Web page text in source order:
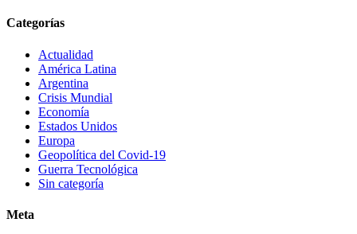
Categorías
Actualidad
América Latina
Argentina
Crisis Mundial
Economía
Estados Unidos
Europa
Geopolítica del Covid-19
Guerra Tecnológica
Sin categoría
Meta